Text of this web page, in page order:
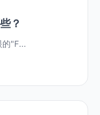
？
的"F...